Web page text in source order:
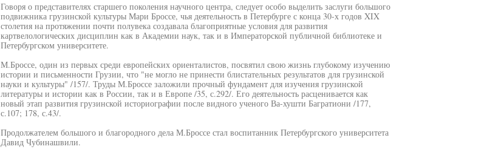
Говоря о представителях старшего поколения научного центра, следует особо выделить заслуги большого
подвижника грузинской культуры Мари Броссе, чья деятельность в Петербурге с конца 30-х годов XIX
столетия на протяжении почти полувека создавала благоприятные условия для развития
картвелологических дисциплин как в Академии наук, так и в Императорской публичной библиотеке и
Петербургском университете.
М.Броссе, один из первых среди европейских ориенталистов, посвятил свою жизнь глубокому изучению
истории и письменности Грузии, что "не могло не принести блистательных результатов для грузинской
науки и культуры" /157/. Труды М.Броссе заложили прочный фундамент для изучения грузинской
литературы и истории как в России, так и в Европе /35, с.292/. Его деятельность расценивается как
новый этап развития грузинской историографии после видного ученого Ва-хушти Багратиони /177,
с.107; 178, с.43/.
Продолжателем большого и благородного дела М.Броссе стал воспитанник Петербургского университета
Давид Чубинашвили.